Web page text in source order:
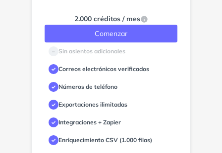
2.000 créditos / mes
Comenzar
– Sin asientos adicionales
✓ Correos electrónicos verificados
✓ Números de teléfono
✓ Exportaciones ilimitadas
✓ Integraciones + Zapier
✓ Enriquecimiento CSV (1.000 filas)